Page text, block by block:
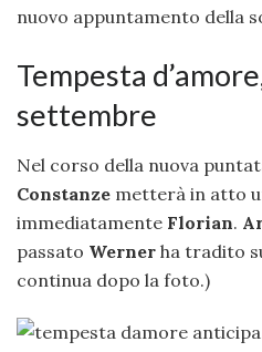
nuovo appuntamento della
Tempesta
settembre
Nel corso della nuova
Constanze metterà in atto
immediatamente Florian.
passato Werner ha tradito
continua dopo la foto.)